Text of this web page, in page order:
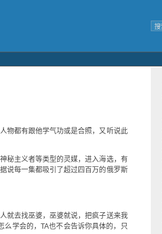
物都有跟他学气功或是合照，又听说此
秘主义者等类型的灵媒，进入海选，有
说每一集都吸引了超过四百万的俄罗斯
就去找巫婆，巫婆就说，把疯子送来我
学会的，TA也不会告诉你具体的，只